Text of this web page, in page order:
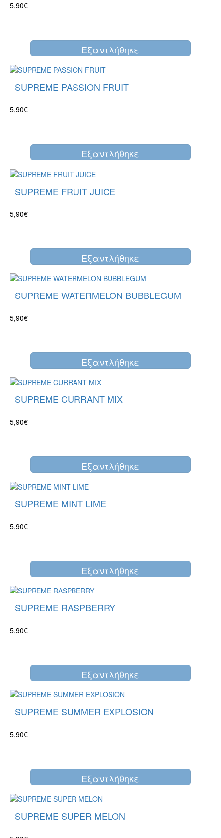
5,90€
Eξαντλήθηκε
SUPREME PASSION FRUIT
5,90€
Eξαντλήθηκε
SUPREME FRUIT JUICE
5,90€
Eξαντλήθηκε
SUPREME WATERMELON BUBBLEGUM
5,90€
Eξαντλήθηκε
SUPREME CURRANT MIX
5,90€
Eξαντλήθηκε
SUPREME MINT LIME
5,90€
Eξαντλήθηκε
SUPREME RASPBERRY
5,90€
Eξαντλήθηκε
SUPREME SUMMER EXPLOSION
5,90€
Eξαντλήθηκε
SUPREME SUPER MELON